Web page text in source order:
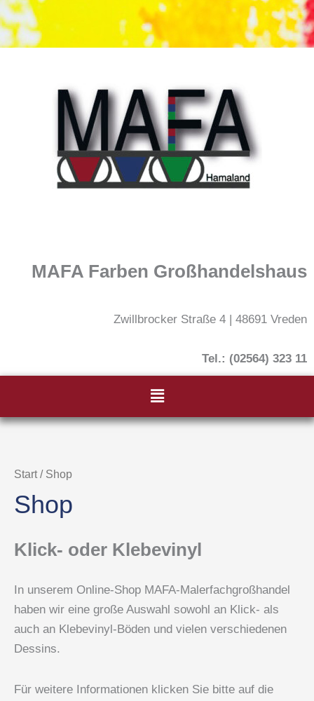
Zum
Inhalt
springen
MAFA Farben Großhandelshaus
Zwillbrocker Straße 4 | 48691 Vreden
Tel.: (02564) 323 11
Menü
Start/ Shop
Shop
Klick- oder Klebevinyl
In unserem Online-Shop MAFA-Malerfachgroßhandel
haben wir eine große Auswahl sowohl an Klick- als
auch an Klebevinyl-Böden und vielen verschiedenen
Dessins.
Für weitere Informationen klicken Sie bitte auf die